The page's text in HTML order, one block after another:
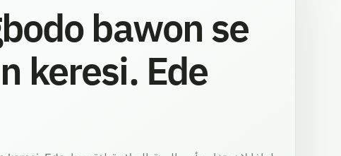
bawon se
keresi. Ede